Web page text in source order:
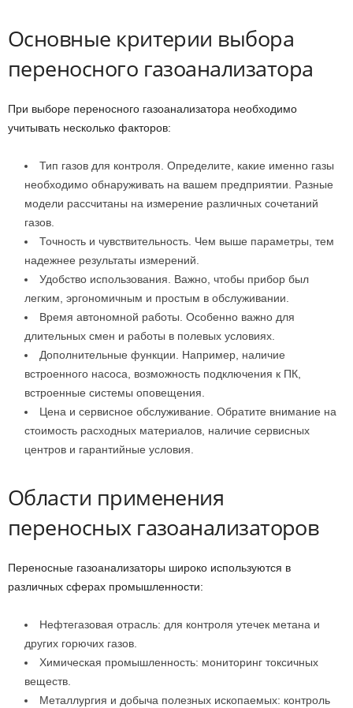
Основные критерии выбора
переносного газоанализатора
При выборе переносного газоанализатора необходимо
учитывать несколько факторов:
Тип газов для контроля. Определите, какие именно газы
необходимо обнаруживать на вашем предприятии. Разные
модели рассчитаны на измерение различных сочетаний
газов.
Точность и чувствительность. Чем выше параметры, тем
надежнее результаты измерений.
Удобство использования. Важно, чтобы прибор был
легким, эргономичным и простым в обслуживании.
Время автономной работы. Особенно важно для
длительных смен и работы в полевых условиях.
Дополнительные функции. Например, наличие
встроенного насоса, возможность подключения к ПК,
встроенные системы оповещения.
Цена и сервисное обслуживание. Обратите внимание на
стоимость расходных материалов, наличие сервисных
центров и гарантийные условия.
Области применения
переносных газоанализаторов
Переносные газоанализаторы широко используются в
различных сферах промышленности:
Нефтегазовая отрасль: для контроля утечек метана и
других горючих газов.
Химическая промышленность: мониторинг токсичных
веществ.
Металлургия и добыча полезных ископаемых: контроль